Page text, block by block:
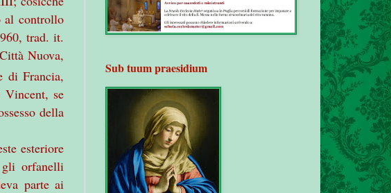
al controllo
trad. it.
Nuova,
di Francia,
se
della
esteriore
orfanelli
parte ai
Sub tuum praesidium